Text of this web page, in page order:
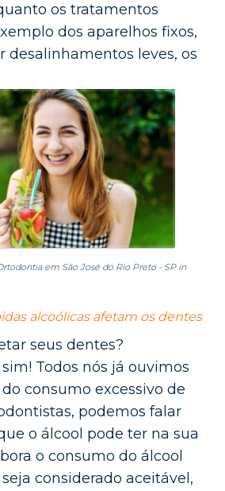
os tratamentos
dos aparelhos fixos,
desalinhamentos leves, os
em São José do Rio Preto - SP in
alcoólicas afetam os dentes
seus dentes?
Todos nós já ouvimos
consumo excessivo de
podemos falar
o álcool pode ter na sua
o consumo do álcool
considerado aceitável,